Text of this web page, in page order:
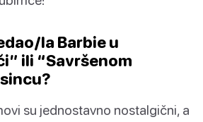
la Barbie u
ili “Savršenom
su jednostavno nostalgični, a